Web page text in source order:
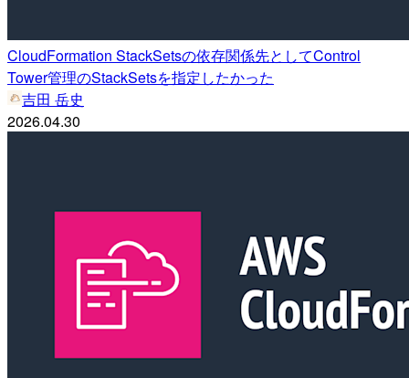
CloudFormation StackSetsの依存関係先としてControl
Tower管理のStackSetsを指定したかった
吉田 岳史
2026.04.30